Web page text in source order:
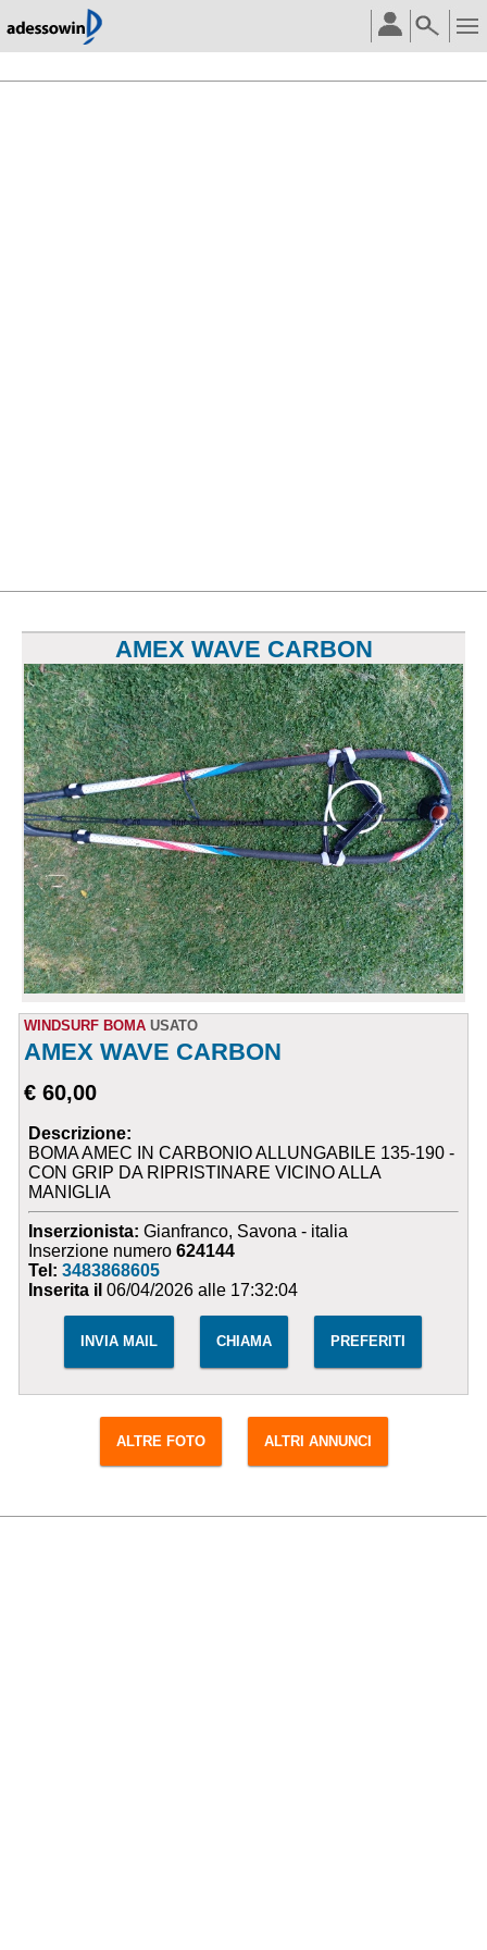
AMEX WAVE CARBON
WINDSURF BOMA USATO
AMEX WAVE CARBON
€ 60,00
Descrizione:
BOMA AMEC IN CARBONIO ALLUNGABILE 135-190 -
CON GRIP DA RIPRISTINARE VICINO ALLA
MANIGLIA
Inserzionista: Gianfranco, Savona - italia
Inserzione numero624144
Tel:3483868605
Inserita il 06/04/2026 alle 17:32:04
INVIA MAIL CHIAMA PREFERITI
ALTRE FOTO ALTRI ANNUNCI